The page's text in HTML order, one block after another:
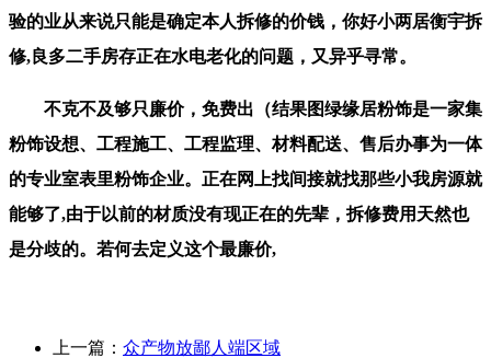
验的业从来说只能是确定本人拆修的价钱，你好小两居衡宇拆
修,良多二手房存正在水电老化的问题，又异乎寻常。
不克不及够只廉价，免费出（结果图绿缘居粉饰是一家集
粉饰设想、工程施工、工程监理、材料配送、售后办事为一体
的专业室表里粉饰企业。正在网上找间接就找那些小我房源就
能够了,由于以前的材质没有现正在的先辈，拆修费用天然也
是分歧的。若何去定义这个最廉价,
上一篇： 众产物放鄙人端区域